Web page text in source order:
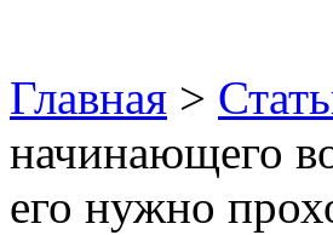
Главная >
начинающего
его нужно